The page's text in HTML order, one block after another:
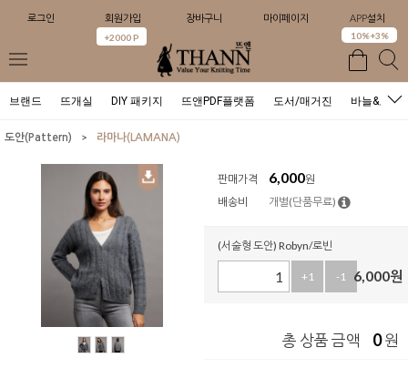
로그인 회원가입
+2000 P
장바구니 마이페이지 APP설치
10%+3%
브랜드 뜨개실 DIY 패키지 뜨앤PDF플랫폼 도서/매거진 바늘&도구
도안(Pattern) > 라마나(LAMANA)
판매가격 6,000원
배송비
개별(단품무료)
(서술형 도안) Robyn/로빈
+1 -1 6,000원
총 상품 금액 0원